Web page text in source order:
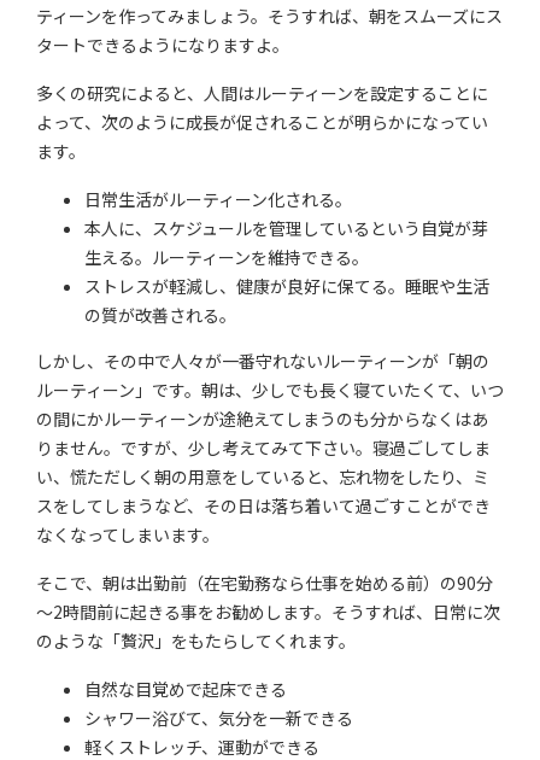
ティーンを作ってみましょう。そうすれば、朝をスムーズにス
タートできるようになりますよ。
多くの研究によると、人間はルーティーンを設定することに
よって、次のように成長が促されることが明らかになってい
ます。
日常生活がルーティーン化される。
本人に、スケジュールを管理しているという自覚が芽
生える。ルーティーンを維持できる。
ストレスが軽減し、健康が良好に保てる。睡眠や生活
の質が改善される。
しかし、その中で人々が一番守れないルーティーンが「朝の
ルーティーン」です。朝は、少しでも長く寝ていたくて、いつ
の間にかルーティーンが途絶えてしまうのも分からなくはあ
りません。ですが、少し考えてみて下さい。寝過ごしてしま
い、慌ただしく朝の用意をしていると、忘れ物をしたり、ミ
スをしてしまうなど、その日は落ち着いて過ごすことができ
なくなってしまいます。
そこで、朝は出勤前（在宅勤務なら仕事を始める前）の90分
～2時間前に起きる事をお勧めします。そうすれば、日常に次
のような「贅沢」をもたらしてくれます。
自然な目覚めで起床できる
シャワー浴びて、気分を一新できる
軽くストレッチ、運動ができる